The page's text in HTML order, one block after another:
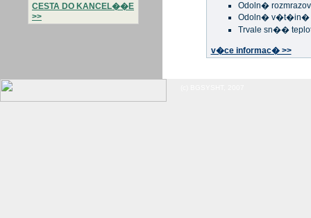
CESTA DO KANCEL��E
>>
Odoln�
Odoln� v�t�in�
Trvale sn��
v�ce informac� >>